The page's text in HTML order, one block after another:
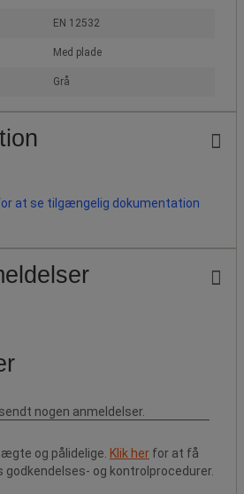
EN 12532
Med plade
Grå
at se tilgængelig dokumentation
og pålidelige. Klik her for at få
godkendelses- og kontrolprocedurer.